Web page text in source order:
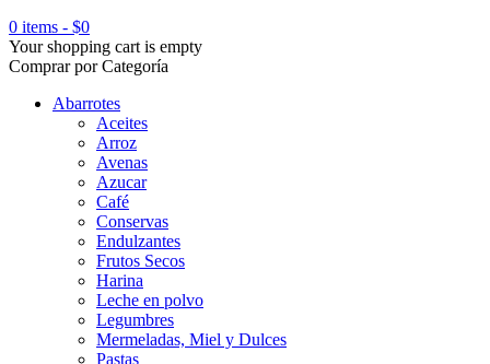
0 items - $0
Your shopping cart is empty
Comprar por Categoría
Abarrotes
Aceites
Arroz
Avenas
Azucar
Café
Conservas
Endulzantes
Frutos Secos
Harina
Leche en polvo
Legumbres
Mermeladas, Miel y Dulces
Pastas